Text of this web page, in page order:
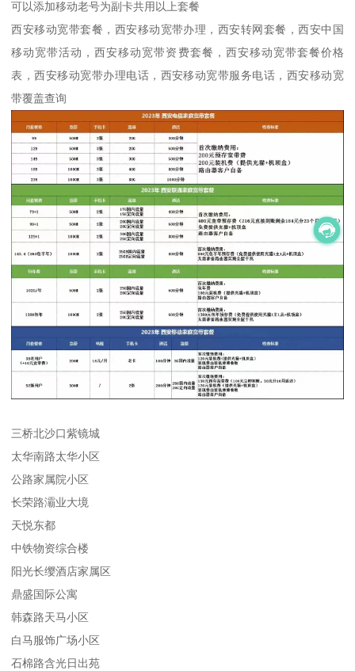
可以添加移动老号为副卡共用以上套餐
西安移动宽带套餐，西安移动宽带办理，西安转网套餐，西安中国
移动宽带活动，西安移动宽带资费套餐，西安移动宽带套餐价格
表，西安移动宽带办理电话，西安移动宽带服务电话，西安移动宽
带覆盖查询
三桥北沙口紫镜城
太华南路太华小区
公路家属院小区
长荣路灞业大境
天悦东都
中铁物资综合楼
阳光长缨酒店家属区
鼎盛国际公寓
韩森路天马小区
白马服饰广场小区
石棉路含光日出苑